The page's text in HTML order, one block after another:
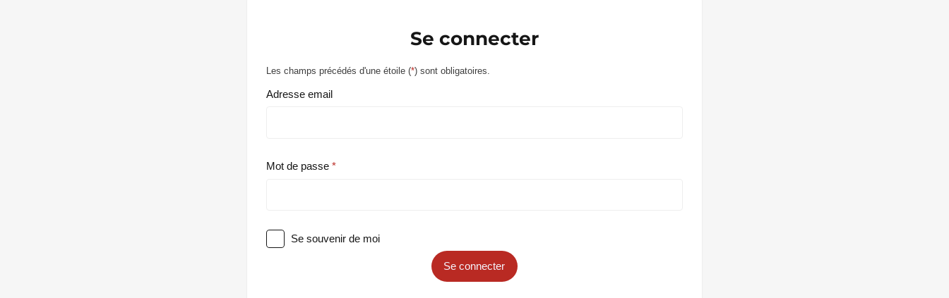
Se connecter
Les champs précédés d'une étoile (*) sont obligatoires.
Adresse email
Mot de passe
Se souvenir de moi
Se connecter